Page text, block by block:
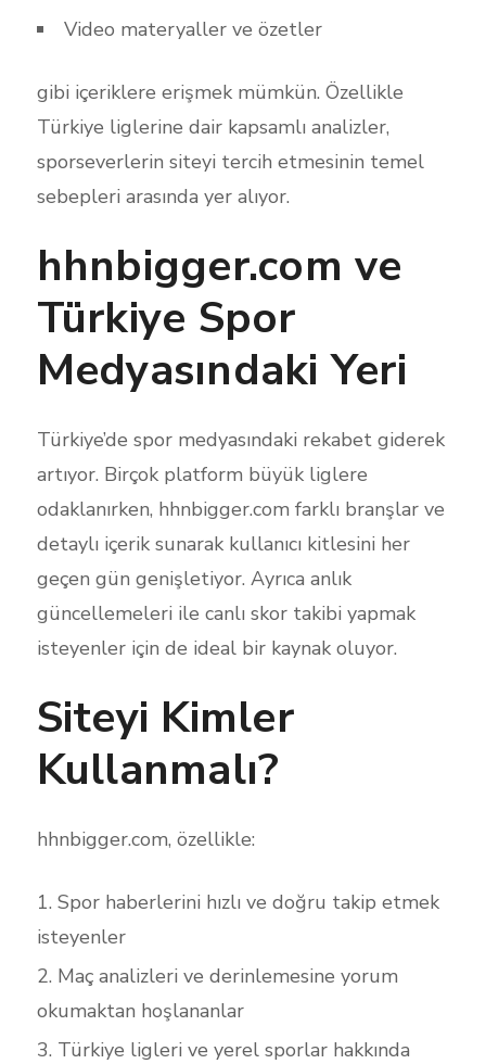
Video materyaller ve özetler
gibi içeriklere erişmek mümkün. Özellikle
Türkiye liglerine dair kapsamlı analizler,
sporseverlerin siteyi tercih etmesinin temel
sebepleri arasında yer alıyor.
hhnbigger.com ve
Türkiye Spor
Medyasındaki Yeri
Türkiye’de spor medyasındaki rekabet giderek
artıyor. Birçok platform büyük liglere
odaklanırken, hhnbigger.com farklı branşlar ve
detaylı içerik sunarak kullanıcı kitlesini her
geçen gün genişletiyor. Ayrıca anlık
güncellemeleri ile canlı skor takibi yapmak
isteyenler için de ideal bir kaynak oluyor.
Siteyi Kimler
Kullanmalı?
hhnbigger.com, özellikle:
Spor haberlerini hızlı ve doğru takip etmek
isteyenler
Maç analizleri ve derinlemesine yorum
okumaktan hoşlananlar
Türkiye ligleri ve yerel sporlar hakkında